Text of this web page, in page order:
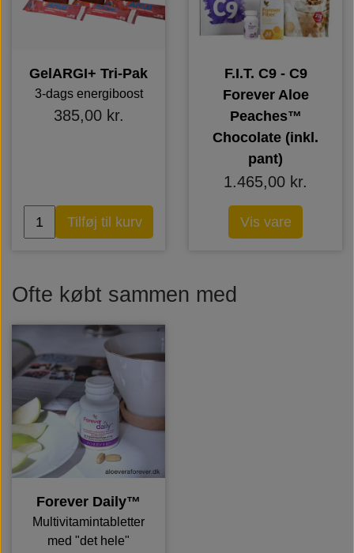
GelARGI+ Tri-Pak
3-dags energiboost
385,00 kr.
Tilføj til kurv
F.I.T. C9 - C9
Forever Aloe
Peaches™
Chocolate (inkl.
pant)
1.465,00 kr.
Vis vare
Ofte købt sammen med
Forever Daily™
Multivitamintabletter
med "det hele"